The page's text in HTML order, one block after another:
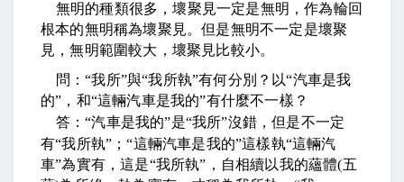
無明的種類很多，壞聚見一定是無明，作為輪回
根本的無明稱為壞聚見。但是無明不一定是壞聚
見，無明範圍較大，壞聚見比較小。
問：“我所”與“我所執”有何分別？以“汽車是我
的” ，和“這輛汽車是我的”有什麼不一樣？
答：“汽車是我的”是“我所”沒錯，但是不一定
有“我所執” ；“這輛汽車是我的”這樣執“這輛汽
車”為實有，這是“我所執” ，自相續以我的蘊體(五